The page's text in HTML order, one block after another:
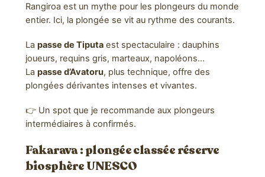
Rangiroa est un mythe pour les plongeurs du monde
entier. Ici, la plongée se vit au rythme des courants.
La passe de Tiputaest spectaculaire : dauphins
joueurs, requins gris, marteaux, napoléons…
La passe d’Avatoru, plus technique, offre des
plongées dérivantes intenses et vivantes.
👉 Un spot que je recommande aux plongeurs
intermédiaires à confirmés.
Fakarava: plongée classée réserve
biosphère UNESCO